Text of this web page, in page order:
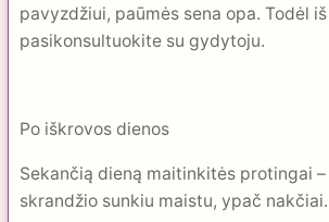
pavyzdžiui, paūmės sena opa. Todėl
pasikonsultuokite su gydytoju.
Po iškrovos dienos
Sekančią dieną maitinkitės protingai
skrandžio sunkiu maistu, ypač nakčiai.